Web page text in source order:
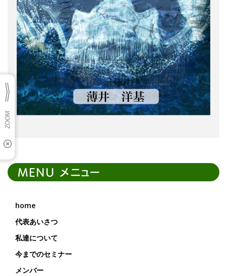
MENU メニュー
home
代表あいさつ
私達について
今までのセミナー
メンバー